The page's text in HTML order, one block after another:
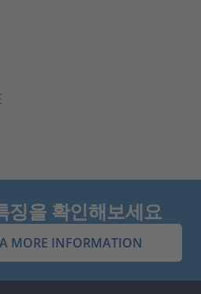
징을 확인해보세요
MORE INFORMATION